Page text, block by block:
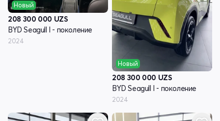
Новый
208 300 000 UZS
BYD Seagull I - поколение
2024
Новый
208 300 000 UZS
BYD Seagull I - поколение
2024